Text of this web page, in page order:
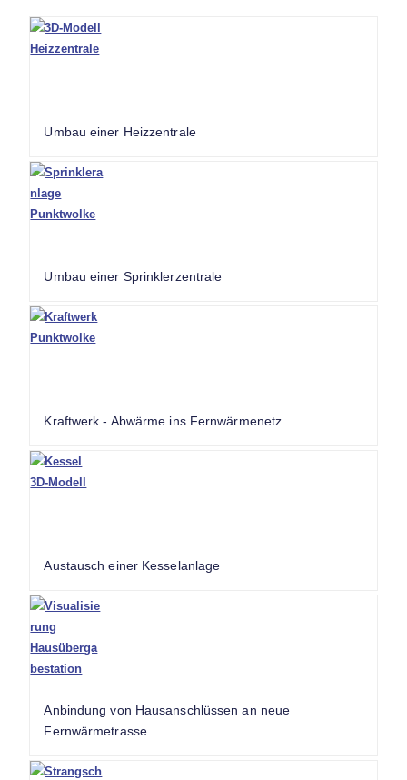
Umbau einer Heizzentrale
Umbau einer Sprinklerzentrale
Kraftwerk - Abwärme ins Fernwärmenetz
Austausch einer Kesselanlage
Anbindung von Hausanschlüssen an neue
Fernwärmetrasse